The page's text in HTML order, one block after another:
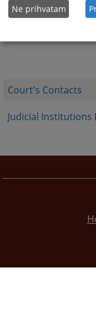
Court's Contacts
Judicial Institutions
Ne prihvatam